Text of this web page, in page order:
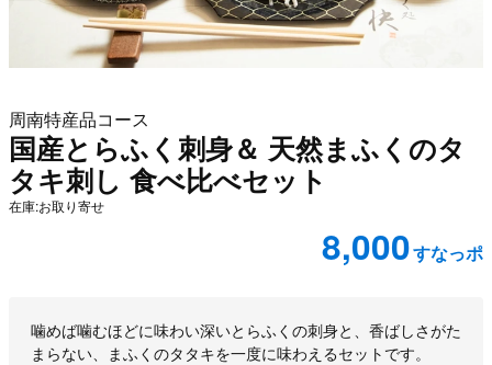
周南特産品コース
国産とらふく刺身＆ 天然まふくのタ
タキ刺し 食べ比べセット
在庫:お取り寄せ
8,000すなっポ
噛めば噛むほどに味わい深いとらふくの刺身と、香ばしさがた
まらない、まふくのタタキを一度に味わえるセットです。